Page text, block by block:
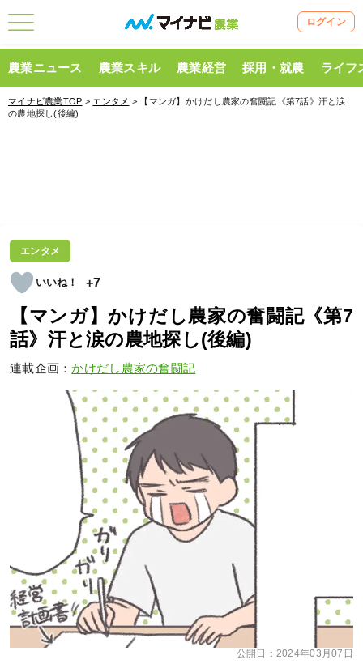
ログイン
農業ニュース 農業スキル 農業経営 採用・就農 ライフ
マイナビ農業TOP > エンタメ > 【マンガ】かけだし農家の奮闘記《第7話》汗と涙
の農地探し(後編)
エンタメ
+7
【マンガ】かけだし農家の奮闘記《第7
話》汗と涙の農地探し(後編)
連載企画：かけだし農家の奮闘記
公開日： 2024年03月07日